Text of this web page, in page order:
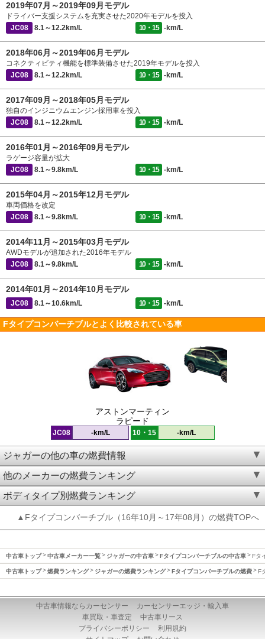
2019年07月～2019年09月モデル
ドライバー支援システムを充実させた2020年モデルを投入
JC08
8.1～12.2km/L 10・15 -km/L
2018年06月～2019年06月モデル
コネクティビティ機能を標準装備させた2019年モデルを投入
JC08
8.1～12.2km/L 10・15 -km/L
2017年09月～2018年05月モデル
独自のインジニウムエンジン採用車を投入
JC08
8.1～12.2km/L 10・15 -km/L
2016年01月～2016年09月モデル
ラゲージ容量が拡大
JC08
8.1～9.8km/L 10・15 -km/L
2015年04月～2015年12月モデル
車両価格を改定
JC08
8.1～9.8km/L 10・15 -km/L
2014年11月～2015年03月モデル
AWDモデルが追加された2016年モデル
JC08
8.1～9.8km/L 10・15 -km/L
2014年01月～2014年10月モデル
JC08 8.1～10.6km/L 10・15 -km/L
Fタイプコンバーチブルとよく比較されている車
アストンマーティン
ラピード
JC08 -km/L 10・15 -km/L
ジャガーの他の車の燃費情報
他のメーカーの燃費ランキング
ボディタイプ別燃費ランキング
▲Fタイプコンバーチブル（16年10月～17年08月）の燃費TOPへ
中古車トップ 中古車メーカー一覧 ジャガーの中古車 Fタイプコンバーチブルの中古車 Fタ
中古車トップ 燃費ランキング ジャガーの燃費ランキング Fタイプコンバーチブルの燃費 F
中古車情報ならカーセンサー
カーセンサーエッジ・輸入車
車買取・車査定
中古車リース
プライバシーポリシー
利用規約